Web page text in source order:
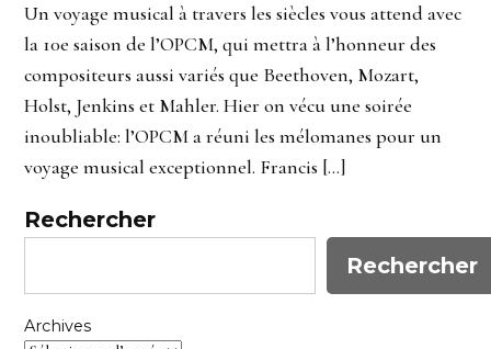
Un voyage musical à travers les siècles vous attend avec
la 10e saison de l’OPCM, qui mettra à l’honneur des
compositeurs aussi variés que Beethoven, Mozart,
Holst, Jenkins et Mahler. Hier on vécu une soirée
inoubliable: l’OPCM a réuni les mélomanes pour un
voyage musical exceptionnel. Francis […]
Rechercher
Rechercher
Archives